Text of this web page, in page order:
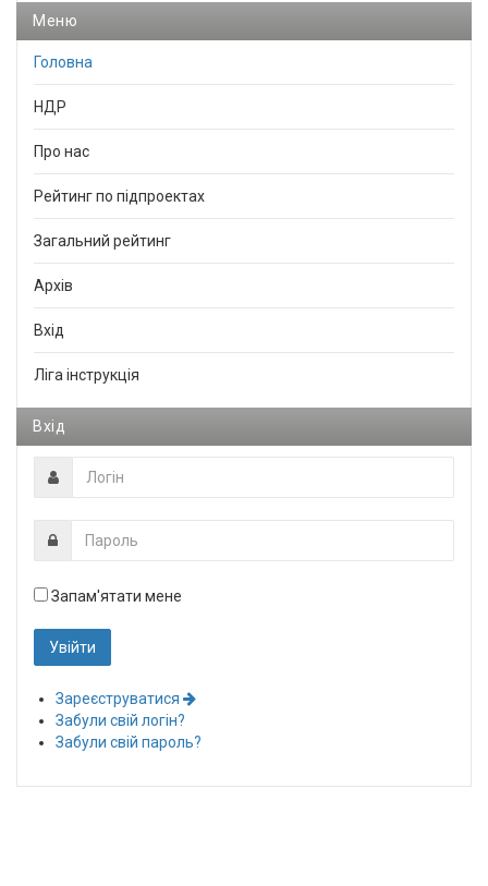
Меню
Головна
НДР
Про нас
Рейтинг по підпроектах
Загальний рейтинг
Архів
Вхід
Ліга інструкція
Вхід
Запам'ятати мене
Зареєструватися
Забули свій логін?
Забули свій пароль?